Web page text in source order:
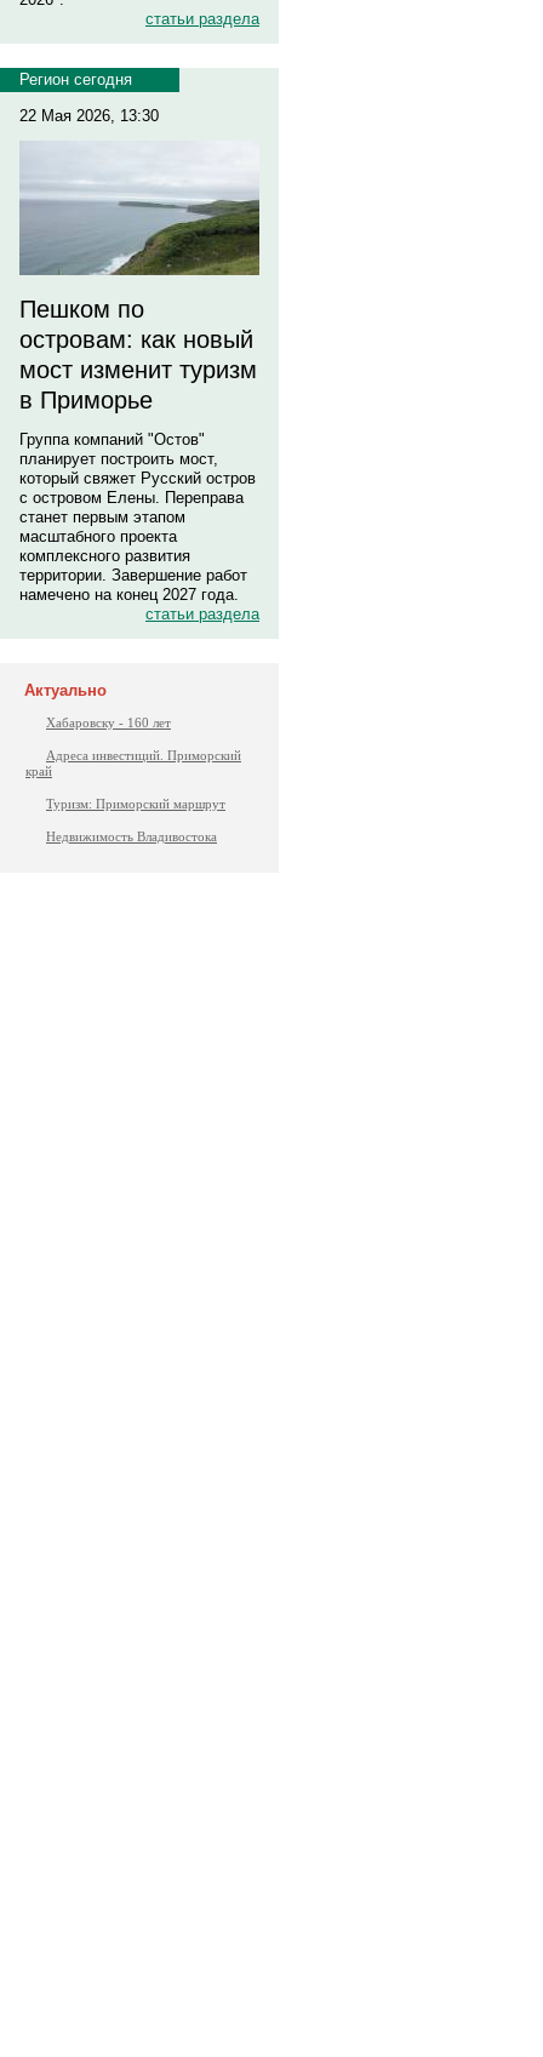
статьи раздела
Регион сегодня
22 Мая 2026, 13:30
Пешком по
островам: как новый
мост изменит туризм
в Приморье
Группа компаний "Остов"
планирует построить мост,
который свяжет Русский остров
с островом Елены. Переправа
станет первым этапом
масштабного проекта
комплексного развития
территории. Завершение работ
намечено на конец 2027 года.
статьи раздела
Актуально
Хабаровску - 160 лет
Адреса инвестиций. Приморский
край
Туризм: Приморский маршрут
Недвижимость Владивостока